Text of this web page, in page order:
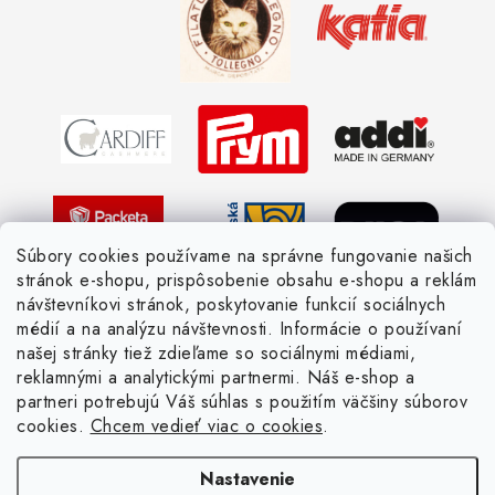
Súbory cookies používame na správne fungovanie našich
stránok e-shopu, prispôsobenie obsahu e-shopu a reklám
návštevníkovi stránok, poskytovanie funkcií sociálnych
médií a na analýzu návštevnosti. Informácie o používaní
našej stránky tiež zdieľame so sociálnymi médiami,
reklamnými a analytickými partnermi. Náš e-shop a
partneri potrebujú Váš súhlas s použitím väčšiny súborov
cookies. Chcem vedieť viac o cookies.
Nastavenie
Žiadosť dotknutej osoby
Pletený slovník anglicky-česky
Pletený slovník česky-anglicky